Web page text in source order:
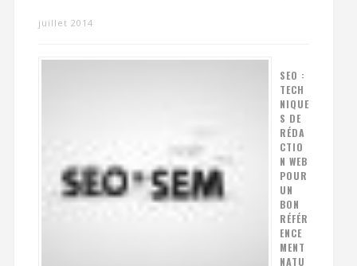
juillet 2014
SEO :
TECH
NIQUE
S DE
RÉDA
CTIO
N WEB
POUR
UN
BON
RÉFÉR
ENCE
MENT
NATU